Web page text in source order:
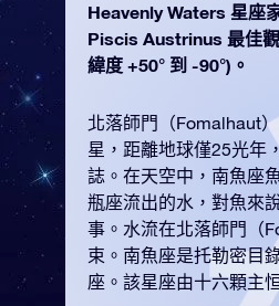
Heavenly Waters 星座
Piscis Austrinus 最佳
緯度 +50° 到 -90°)。
北落師門（Fomalhaut
星，距離地球僅25光年
誌。在天空中，南魚座
瓶座流出的水，對魚來
事。水流在北落師門（
束。南魚座是托勒密目
座。該星座由十六顆主